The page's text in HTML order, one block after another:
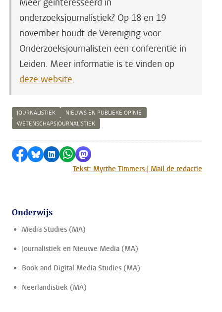
Meer geïnteresseerd in
onderzoeksjournalistiek? Op 18 en 19
november houdt de Vereniging voor
Onderzoeksjournalisten een conferentie in
Leiden. Meer informatie is te vinden op
deze website.
JOURNALISTIEK
NIEUWS EN PUBLIEKE OPINIE
WETENSCHAPSJOURNALISTIEK
Delen op Facebook
Delen via Bluesky
Delen op LinkedIn
Delen via WhatsApp
Delen via Mastodon
Tekst: Myrthe Timmers | Mail de redactie
Onderwijs
Media Studies (MA)
Journalistiek en Nieuwe Media (MA)
Book and Digital Media Studies (MA)
Neerlandistiek (MA)